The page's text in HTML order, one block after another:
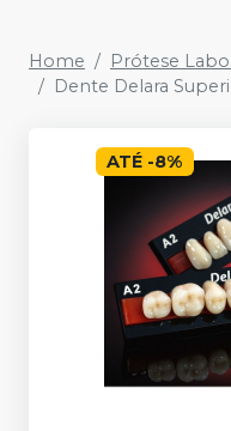
Home Prótese
Dente Delara
ATÉ -8%